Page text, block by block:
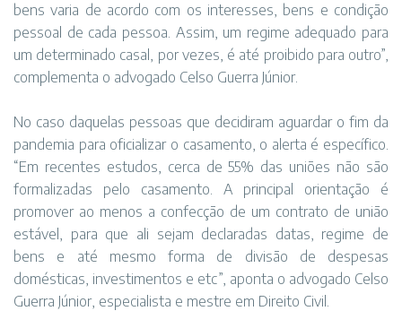
bens varia de acordo com os interesses, bens e condição
pessoal de cada pessoa. Assim, um regime adequado para
um determinado casal, por vezes, é até proibido para outro”,
complementa o advogado Celso Guerra Júnior.
No caso daquelas pessoas que decidiram aguardar o fim da
pandemia para oficializar o casamento, o alerta é específico.
“Em recentes estudos, cerca de 55% das uniões não são
formalizadas pelo casamento. A principal orientação é
promover ao menos a confecção de um contrato de união
estável, para que ali sejam declaradas datas, regime de
bens e até mesmo forma de divisão de despesas
domésticas, investimentos e etc”, aponta o advogado Celso
Guerra Júnior, especialista e mestre em Direito Civil.